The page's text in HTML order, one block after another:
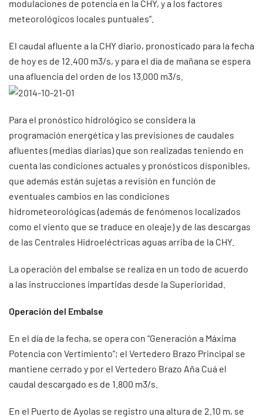
modulaciones de potencia en la CHY, y a los factores
meteorológicos locales puntuales”.
El caudal afluente a la CHY diario, pronosticado para la fecha
de hoy es de 12.400 m3/s, y para el día de mañana se espera
una afluencia del orden de los 13.000 m3/s.
Para el pronóstico hidrológico se considera la
programación energética y las previsiones de caudales
afluentes (medias diarias) que son realizadas teniendo en
cuenta las condiciones actuales y pronósticos disponibles,
que además están sujetas a revisión en función de
eventuales cambios en las condiciones
hidrometeorológicas (además de fenómenos localizados
como el viento que se traduce en oleaje) y de las descargas
de las Centrales Hidroeléctricas aguas arriba de la CHY.
La operación del embalse se realiza en un todo de acuerdo
a las instrucciones impartidas desde la Superioridad.
Operación del Embalse
En el día de la fecha, se opera con “Generación a Máxima
Potencia con Vertimiento”; el Vertedero Brazo Principal se
mantiene cerrado y por el Vertedero Brazo Aña Cuá el
caudal descargado es de 1.800 m3/s.
En el Puerto de Ayolas se registro una altura de 2.10 m, se